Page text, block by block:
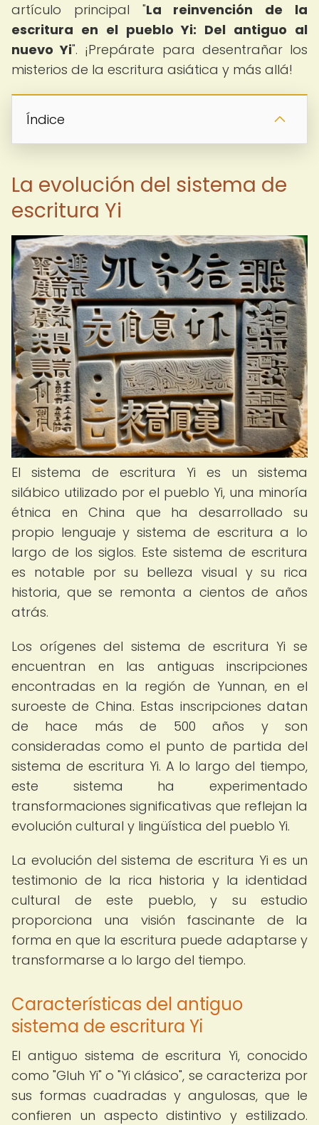
artículo principal "La reinvención de la
escritura en el pueblo Yi: Del antiguo al
nuevo Yi". ¡Prepárate para desentrañar los
misterios de la escritura asiática y más allá!
Índice
La evolución del sistema de
escritura Yi
El sistema de escritura Yi es un sistema
silábico utilizado por el pueblo Yi, una minoría
étnica en China que ha desarrollado su
propio lenguaje y sistema de escritura a lo
largo de los siglos. Este sistema de escritura
es notable por su belleza visual y su rica
historia, que se remonta a cientos de años
atrás.
Los orígenes del sistema de escritura Yi se
encuentran en las antiguas inscripciones
encontradas en la región de Yunnan, en el
suroeste de China. Estas inscripciones datan
de hace más de 500 años y son
consideradas como el punto de partida del
sistema de escritura Yi. A lo largo del tiempo,
este sistema ha experimentado
transformaciones significativas que reflejan la
evolución cultural y lingüística del pueblo Yi.
La evolución del sistema de escritura Yi es un
testimonio de la rica historia y la identidad
cultural de este pueblo, y su estudio
proporciona una visión fascinante de la
forma en que la escritura puede adaptarse y
transformarse a lo largo del tiempo.
Características del antiguo
sistema de escritura Yi
El antiguo sistema de escritura Yi, conocido
como "Gluh Yi" o "Yi clásico", se caracteriza por
sus formas cuadradas y angulosas, que le
confieren un aspecto distintivo y estilizado.